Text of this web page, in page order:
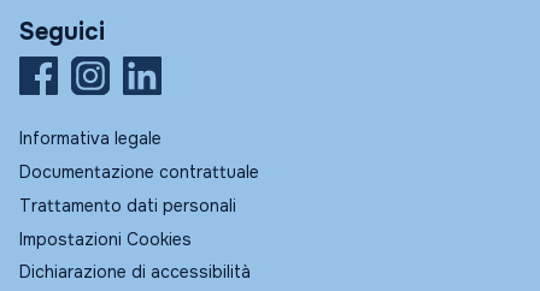
Seguici
Informativa legale
Documentazione contrattuale
Trattamento dati personali
Impostazioni Cookies
Dichiarazione di accessibilità